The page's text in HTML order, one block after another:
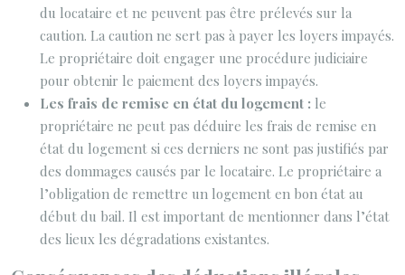
du locataire et ne peuvent pas être prélevés sur la
caution. La caution ne sert pas à payer les loyers impayés.
Le propriétaire doit engager une procédure judiciaire
pour obtenir le paiement des loyers impayés.
Les frais de remise en état du logement : le
propriétaire ne peut pas déduire les frais de remise en
état du logement si ces derniers ne sont pas justifiés par
des dommages causés par le locataire. Le propriétaire a
l’obligation de remettre un logement en bon état au
début du bail. Il est important de mentionner dans l’état
des lieux les dégradations existantes.